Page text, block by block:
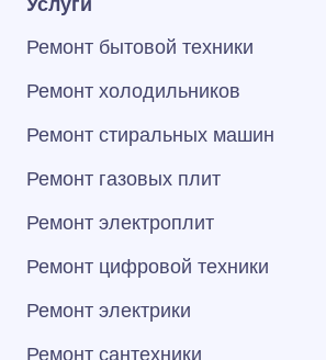
Услуги
Ремонт бытовой техники
Ремонт холодильников
Ремонт стиральных машин
Ремонт газовых плит
Ремонт электроплит
Ремонт цифровой техники
Ремонт электрики
Ремонт сантехники